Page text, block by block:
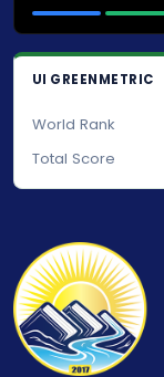
UI GREENMETRIC
World Rank
Total Score